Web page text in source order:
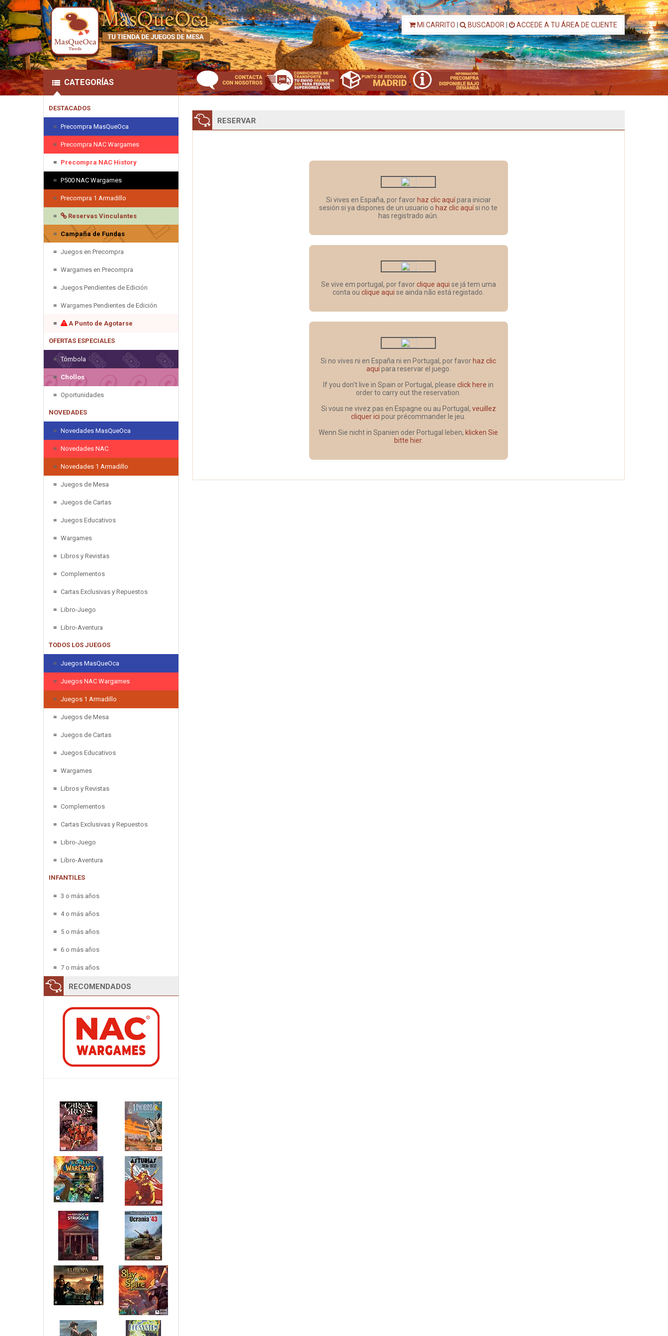
MI CARRITO BUSCADOR ACCEDE A TU ÁREA DE CLIENTE
CATEGORÍAS
DESTACADOS
Precompra MasQueOca
Precompra NAC Wargames
Precompra NAC History
P500 NAC Wargames
Precompra 1 Armadillo
Reservas Vinculantes
Campaña de Fundas
Juegos en Precompra
Wargames en Precompra
Juegos Pendientes de Edición
Wargames Pendientes de Edición
A Punto de Agotarse
OFERTAS ESPECIALES
Tómbola
Chollos
Oportunidades
NOVEDADES
Novedades MasQueOca
Novedades NAC
Novedades 1 Armadillo
Juegos de Mesa
Juegos de Cartas
Juegos Educativos
Wargames
Libros y Revistas
Complementos
Cartas Exclusivas y Repuestos
Libro-Juego
Libro-Aventura
TODOS LOS JUEGOS
Juegos MasQueOca
Juegos NAC Wargames
Juegos 1 Armadillo
Juegos de Mesa
Juegos de Cartas
Juegos Educativos
Wargames
Libros y Revistas
Complementos
Cartas Exclusivas y Repuestos
Libro-Juego
Libro-Aventura
INFANTILES
3 o más años
4 o más años
5 o más años
6 o más años
7 o más años
RECOMENDADOS
RESERVAR
Si vives en España, por favor haz clic aquípara iniciar
sesión si ya dispones de un usuario o haz clic aquísi no te
has registrado aún.
Se vive em portugal, por favorclique aqui se já tem uma
conta ouclique aqui se ainda não está registado.
Si no vives ni en España ni en Portugal, por favor haz clic
aquípara reservar el juego.
If you don't live in Spain or Portugal, pleaseclick here in
order to carry out the reservation.
Si vous ne vivez pas en Espagne ou au Portugal, veuillez
cliquer ici pour précommander le jeu.
Wenn Sie nicht in Spanien oder Portugal leben, klicken Sie
bitte hier.